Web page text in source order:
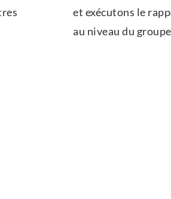
et exécutons le
au niveau du